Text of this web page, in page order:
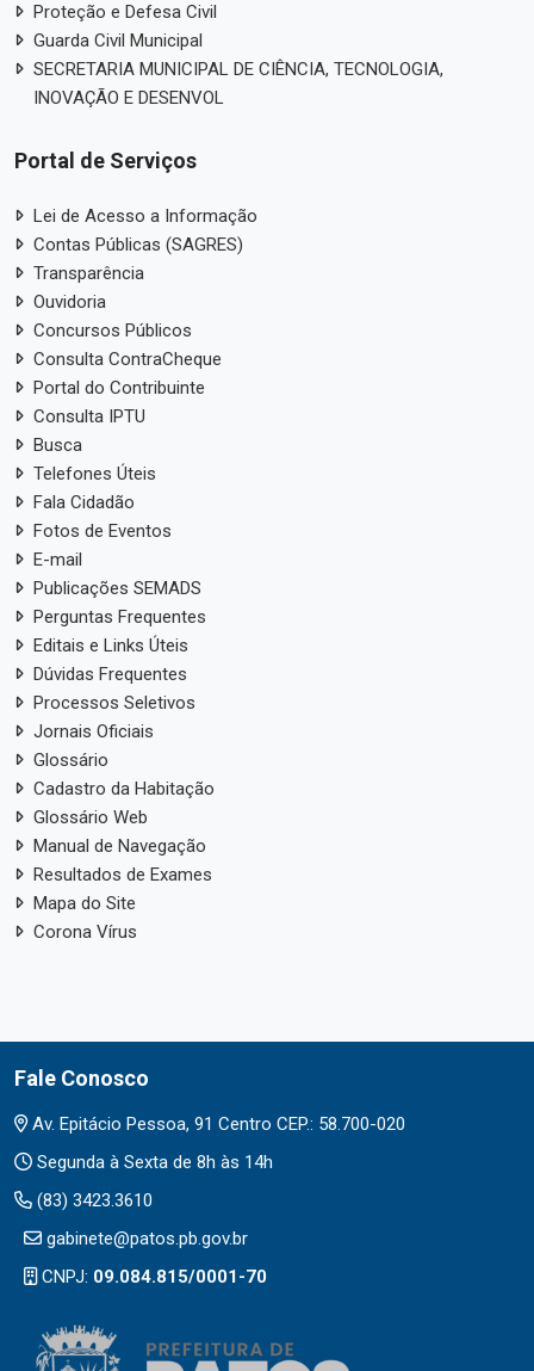
Proteção e Defesa Civil
Guarda Civil Municipal
SECRETARIA MUNICIPAL DE CIÊNCIA, TECNOLOGIA,
INOVAÇÃO E DESENVOL
Portal de Serviços
Lei de Acesso a Informação
Contas Públicas (SAGRES)
Transparência
Ouvidoria
Concursos Públicos
Consulta ContraCheque
Portal do Contribuinte
Consulta IPTU
Busca
Telefones Úteis
Fala Cidadão
Fotos de Eventos
E-mail
Publicações SEMADS
Perguntas Frequentes
Editais e Links Úteis
Dúvidas Frequentes
Processos Seletivos
Jornais Oficiais
Glossário
Cadastro da Habitação
Glossário Web
Manual de Navegação
Resultados de Exames
Mapa do Site
Corona Vírus
Fale Conosco
Av. Epitácio Pessoa, 91 Centro CEP.: 58.700-020
Segunda à Sexta de 8h às 14h
(83) 3423.3610
gabinete@patos.pb.gov.br
CNPJ: 09.084.815/0001-70